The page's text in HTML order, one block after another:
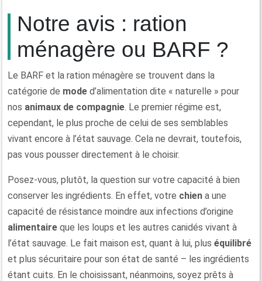
Notre avis : ration
ménagère ou BARF ?
Le BARF et la ration ménagère se trouvent dans la
catégorie de mode d’alimentation dite « naturelle » pour
nos animaux de compagnie. Le premier régime est,
cependant, le plus proche de celui de ses semblables
vivant encore à l’état sauvage. Cela ne devrait, toutefois,
pas vous pousser directement à le choisir.
Posez-vous, plutôt, la question sur votre capacité à bien
conserver les ingrédients. En effet, votre chien a une
capacité de résistance moindre aux infections d’origine
alimentaire que les loups et les autres canidés vivant à
l’état sauvage. Le fait maison est, quant à lui, plus équilibré
et plus sécuritaire pour son état de santé – les ingrédients
étant cuits. En le choisissant, néanmoins, soyez prêts à